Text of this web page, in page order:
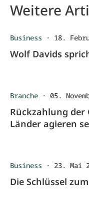
Weitere
Business · 18.
Wolf Davids
Branche · 05.
Rückzahlung der
Länder agieren
Business · 23. Mai
Die Schlüssel